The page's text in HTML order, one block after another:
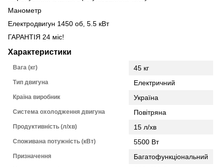
Манометр
Електродвигун 1450 об, 5.5 кВт
ГАРАНТІЯ 24 міс!
Характеристики
Вага (кг) 45 кг
Тип двигуна Електричний
Країна виробник Україна
Система охолодження двигуна Повітряна
Продуктивність (л/хв) 15 л/хв
Споживана потужність (кВт) 5500 Вт
Призначення Багатофункціональний